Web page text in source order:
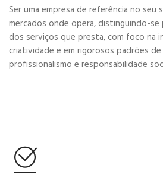
Ser uma empresa de referência no seu
mercados onde opera, distinguindo-se
dos serviços que presta, com foco na
criatividade e em rigorosos padrões de
profissionalismo e responsabilidade